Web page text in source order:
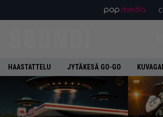
HAASTATTELU JYTÄKESÄ GO-GO